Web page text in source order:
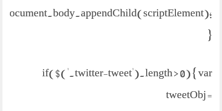
document.body.appendChild(scriptElement);
}
if($('.twitter-tweet').length > 0) { var
tweetObj =